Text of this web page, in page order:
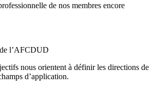
de nos membres encore
l’AFCDUD
nous orientent à définir les directions de
d’application.